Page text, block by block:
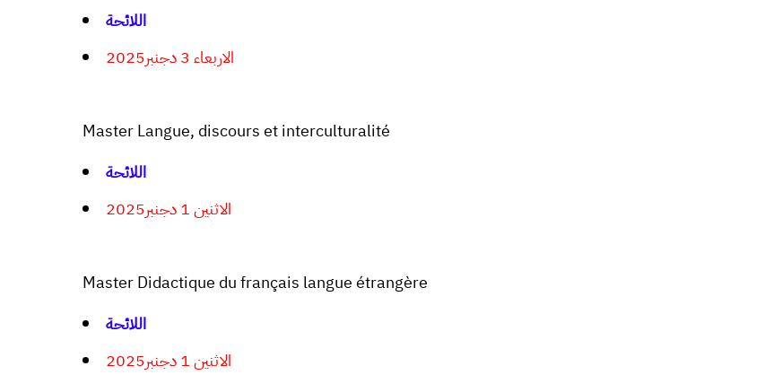
اللائحة
الاربعاء 3 دجنبر2025
Master Langue, discours et interculturalité
اللائحة
الاثنين 1 دجنبر2025
Master Didactique du français langue étrangère
اللائحة
الاثنين 1 دجنبر2025